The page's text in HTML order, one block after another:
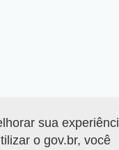
sua
o gov.br, você